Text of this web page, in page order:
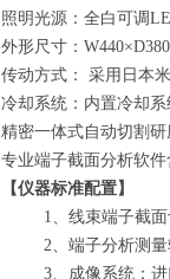
照明光源：全白可调
外形尺寸：
传动方式： 采用日本
冷却系统：内置冷却
精密一体式自动切割
专业端子截面分析软
【仪器标准配置】
1、线束端子截
2、端子分析测
3、成像系统：